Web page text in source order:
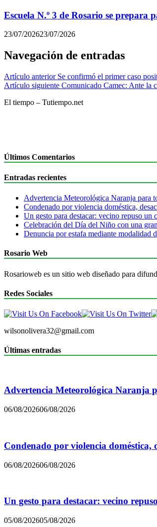
Escuela N.º 3 de Rosario se prepara
23/07/202623/07/2026
Navegación de entradas
Artículo anterior Se confirmó el primer caso
Artículo siguiente Comunicado Camec: Ante la
El tiempo – Tutiempo.net
Últimos Comentarios
Entradas recientes
Advertencia Meteorológica Naranja para
Condenado por violencia doméstica,
Un gesto para destacar: vecino repuso un
Celebración del Día del Niño con una
Denuncia por estafa mediante modalidad
Rosario Web
Rosarioweb es un sitio web diseñado para
Redes Sociales
wilsonolivera32@gmail.com
Últimas entradas
Advertencia Meteorológica Naranja
06/08/202606/08/2026
Condenado por violencia doméstica,
06/08/202606/08/2026
Un gesto para destacar: vecino
05/08/202605/08/2026